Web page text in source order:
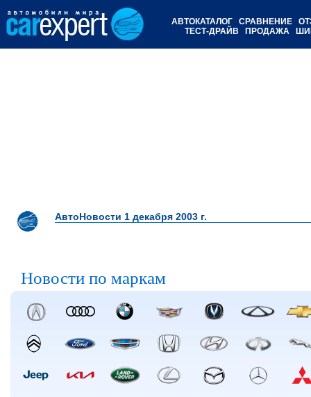
АВТОКАТАЛОГ СРАВНЕНИЕ
ТЕСТ-ДРАЙВ
ПРОДАЖА
АвтоНовости 1 декабря 2003 г.
Новости по маркам